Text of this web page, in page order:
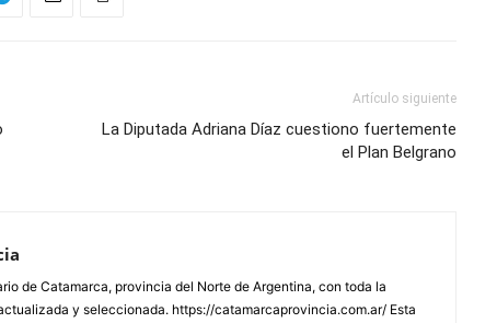
Artículo siguiente
La Diputada Adriana Díaz cuestiono fuertemente
el Plan Belgrano
de Catamarca, provincia del Norte de Argentina, con toda la
y seleccionada. https://catamarcaprovincia.com.ar/ Esta